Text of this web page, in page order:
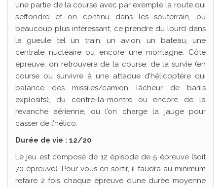
une partie de la course avec par exemple la route qui
s’effondre et on continu dans les souterrain, ou
beaucoup plus intéressant, ce prendre du lourd dans
la gueule tel un train, un avion, un bateau, une
centrale nucléaire ou encore une montagne. Côté
épreuve, on retrouvera de la course, de la survie (en
course ou survivre à une attaque d’hélicoptère qui
balance des missiles/camion lâcheur de barils
explosifs), du contre-la-montre ou encore de la
revanche aérienne, où l’on charge la jauge pour
casser de l’hélico.
Durée de vie : 12/20
Le jeu est composé de 12 épisode de 5 épreuve (soit
70 épreuve). Pour vous en sortir, il faudra au minimum
refaire 2 fois chaque épreuve d’une durée moyenne